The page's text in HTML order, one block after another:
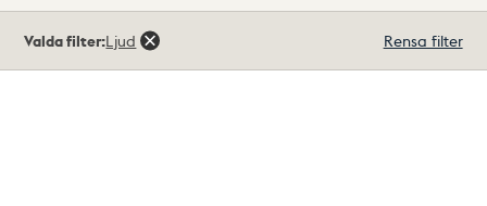
träffar
Valda filter:Ljud Rensa filter